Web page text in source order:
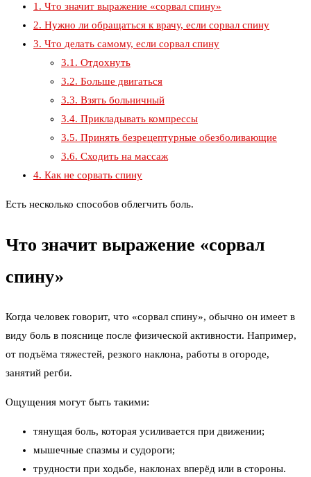
1. Что значит выражение «сорвал спину»
2. Нужно ли обращаться к врачу, если сорвал спину
3. Что делать самому, если сорвал спину
3.1. Отдохнуть
3.2. Больше двигаться
3.3. Взять больничный
3.4. Прикладывать компрессы
3.5. Принять безрецептурные обезболивающие
3.6. Сходить на массаж
4. Как не сорвать спину
Есть несколько способов облегчить боль.
Что значит выражение «сорвал
спину»
Когда человек говорит, что «сорвал спину», обычно он имеет в
виду боль в пояснице после физической активности. Например,
от подъёма тяжестей, резкого наклона, работы в огороде,
занятий регби.
Ощущения могут быть такими:
тянущая боль, которая усиливается при движении;
мышечные спазмы и судороги;
трудности при ходьбе, наклонах вперёд или в стороны.